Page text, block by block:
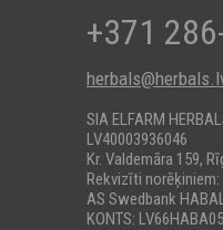
+371
SIA ELFARM
LV40003936046
Kr. Valdemāra 159,
Rekvizīti norēķiniem:
AS Swedbank
KONTS: